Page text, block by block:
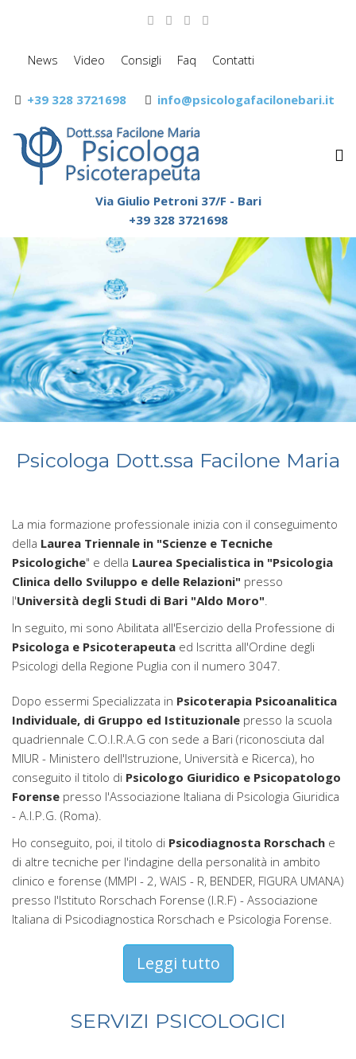
News Video Consigli Faq Contatti
+39 328 3721698 info@psicologafacilonebari.it
Via Giulio Petroni 37/F - Bari
+39 328 3721698
Psicologa Dott.ssa Facilone Maria
La mia formazione professionale inizia con il conseguimento
della Laurea Triennale in "Scienze e Tecniche
Psicologiche" e della Laurea Specialistica in "Psicologia
Clinica dello Sviluppo e delle Relazioni" presso
l'Università degli Studi di Bari "Aldo Moro".
In seguito, mi sono Abilitata all'Esercizio della Professione di
Psicologa e Psicoterapeuta ed Iscritta all'Ordine degli
Psicologi della Regione Puglia con il numero 3047.
Dopo essermi Specializzata in Psicoterapia Psicoanalitica
Individuale, di Gruppo ed Istituzionale presso la scuola
quadriennale C.O.I.R.A.G con sede a Bari (riconosciuta dal
MIUR - Ministero dell'Istruzione, Università e Ricerca), ho
conseguito il titolo di Psicologo Giuridico e Psicopatologo
Forense presso l'Associazione Italiana di Psicologia Giuridica
- A.I.P.G. (Roma).
Ho conseguito, poi, il titolo di Psicodiagnosta Rorschach e
di altre tecniche per l'indagine della personalità in ambito
clinico e forense (MMPI - 2, WAIS - R, BENDER, FIGURA UMANA)
presso l'Istituto Rorschach Forense (I.R.F) - Associazione
Italiana di Psicodiagnostica Rorschach e Psicologia Forense.
Leggi tutto
SERVIZI PSICOLOGICI